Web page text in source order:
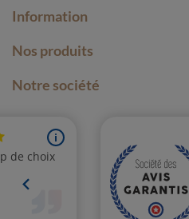
Information
Nos produits
Notre société